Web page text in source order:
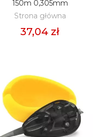
150m 0,305mm
Strona główna
37,04 zł